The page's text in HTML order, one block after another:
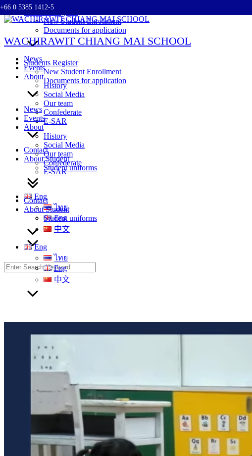
Skip
to
+66 0 5385 1412-5
WACHIRAWIT CHIANG MAI SCHOOL
Students Register
New Student Enrollment
Documents for application
News
Events
About
History
Social Media
Our team
Confederate
E-SAR
Contact
About Student
Student uniforms
Eng
ไทย
Eng
中文
Students Register
New Student Enrollment
Documents for application
News
Events
About
History
Social Media
Our team
Confederate
E-SAR
Contact
About Student
Student uniforms
Eng
ไทย
Eng
中文
Search
for: